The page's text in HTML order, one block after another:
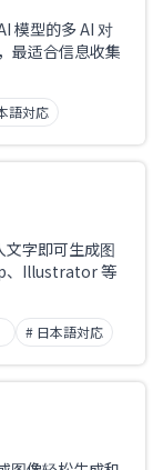
模型的多 AI 对
最适合信息收集
語対応
字即可生成图
、Illustrator 等
# 日本語対応